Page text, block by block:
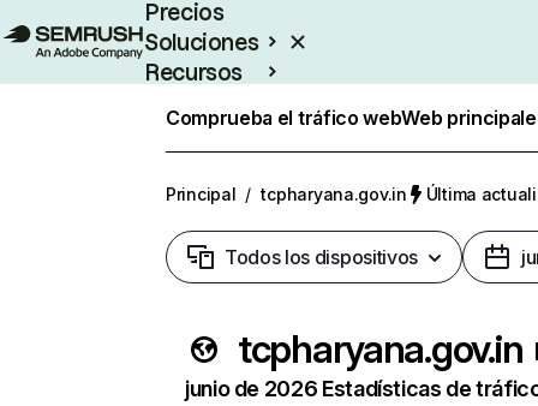
Precios
Soluciones
Recursos
Comprueba el tráfico webWeb
Principal / tcpharyana.gov.in Última
Todos los dispositivos
tcpharyana.gov.in
junio de 2026 Estadísticas de